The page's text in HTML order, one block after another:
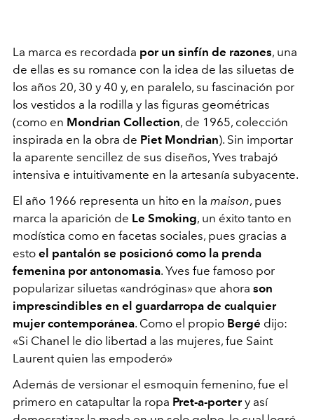
La marca es recordada por un sinfín de razones, una
de ellas es su romance con la idea de las siluetas de
los años 20, 30 y 40 y, en paralelo, su fascinación por
los vestidos a la rodilla y las figuras geométricas
(como en Mondrian Collection, de 1965, colección
inspirada en la obra de Piet Mondrian). Sin importar
la aparente sencillez de sus diseños, Yves trabajó
intensiva e intuitivamente en la artesanía subyacente.
El año 1966 representa un hito en la maison, pues
marca la aparición de Le Smoking, un éxito tanto en
modística como en facetas sociales, pues gracias a
esto el pantalón se posicionó como la prenda
femenina por antonomasia. Yves fue famoso por
popularizar siluetas «andróginas»que ahora son
imprescindibles en el guardarropa de cualquier
mujer contemporánea. Como el propio Bergé dijo:
«Si Chanel le dio libertad a las mujeres, fue Saint
Laurent quien las empoderó»
Además de versionar el esmoquin femenino, fue el
primero en catapultar la ropa Pret-a-portery así